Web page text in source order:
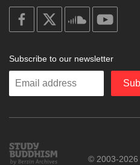
on
facebook
soundcloud
Subscribe to our newsletter
Enter
Study
Buddhism
© 2003-2026